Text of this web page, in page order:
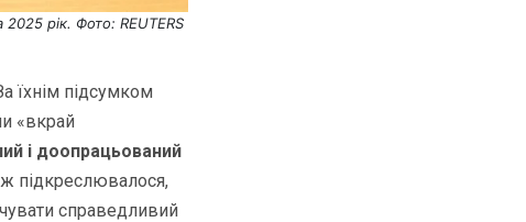
рік. Фото: REUTERS
їхнім підсумком
«вкрай
і доопрацьований
підкреслювалося,
справедливий